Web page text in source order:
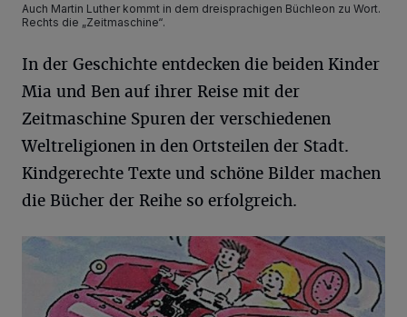
Auch Martin Luther kommt in dem dreisprachigen Büchleon zu Wort.
Rechts die „Zeitmaschine“.
In der Geschichte entdecken die beiden Kinder
Mia und Ben auf ihrer Reise mit der
Zeitmaschine Spuren der verschiedenen
Weltreligionen in den Ortsteilen der Stadt.
Kindgerechte Texte und schöne Bilder machen
die Bücher der Reihe so erfolgreich.